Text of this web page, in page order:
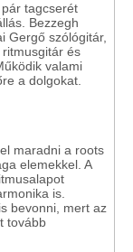
tagcserét
Bezzegh
Gergő szólógitár,
és
valami
a dolgokat.
maradni a roots
elemekkel. A
is.
bevonni, mert az
tovább